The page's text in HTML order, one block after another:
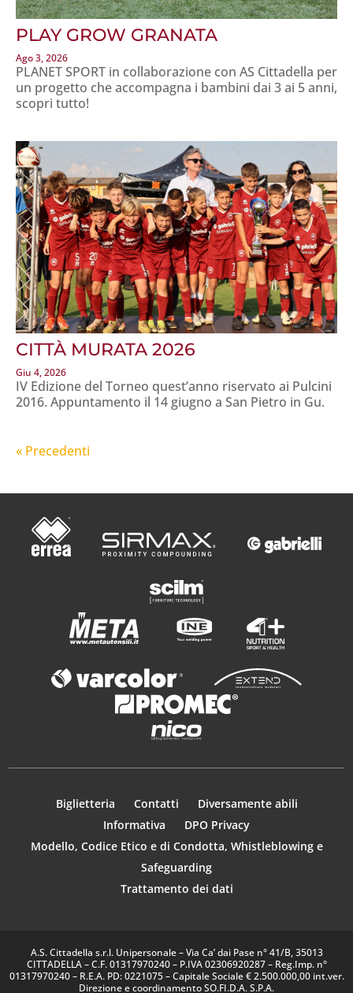
PLAY GROW GRANATA
Ago 3, 2026
PLANET SPORT in collaborazione con AS Cittadella per
un progetto che accompagna i bambini dai 3 ai 5 anni,
scopri tutto!
CITTÀ MURATA 2026
Giu 4, 2026
IV Edizione del Torneo quest’anno riservato ai Pulcini
2016. Appuntamento il 14 giugno a San Pietro in Gu.
Biglietteria Contatti
Diversamente abili
Informativa
DPO Privacy
Modello, Codice Etico e di Condotta, Whistleblowing e
Safeguarding
Trattamento dei dati
A.S. Cittadella s.r.l. Unipersonale – Via Ca’ dai Pase n° 41/B, 35013
CITTADELLA – C.F. 01317970240 – P.IVA 02306920287 – Reg.Imp. n°
01317970240 – R.E.A. PD: 0221075 – Capitale Sociale € 2.500.000,00 int.ver.
Direzione e coordinamento SO.FI.D.A. S.P.A.